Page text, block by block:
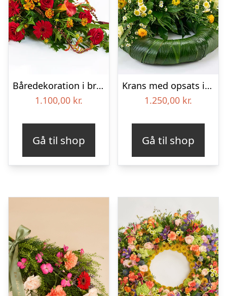
Båredekoration i brændte farver – Blomster til begravelse
1.100,00 kr.
Gå til shop
Krans med opsats i gule farver – Blomster til begravelse
1.250,00 kr.
Gå til shop